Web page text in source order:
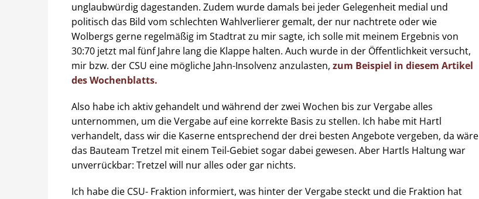
unglaubwürdig dagestanden. Zudem wurde damals bei jeder Gelegenheit medial und
politisch das Bild vom schlechten Wahlverlierer gemalt, der nur nachtrete oder wie
Wolbergs gerne regelmäßig im Stadtrat zu mir sagte, ich solle mit meinem Ergebnis von
30:70 jetzt mal fünf Jahre lang die Klappe halten. Auch wurde in der Öffentlichkeit versucht,
mir bzw. der CSU eine mögliche Jahn-Insolvenz anzulasten, zum Beispiel in diesem Artikel
des Wochenblatts.
Also habe ich aktiv gehandelt und während der zwei Wochen bis zur Vergabe alles
unternommen, um die Vergabe auf eine korrekte Basis zu stellen. Ich habe mit Hartl
verhandelt, dass wir die Kaserne entsprechend der drei besten Angebote vergeben, da wäre
das Bauteam Tretzel mit einem Teil-Gebiet sogar dabei gewesen. Aber Hartls Haltung war
unverrückbar: Tretzel will nur alles oder gar nichts.
Ich habe die CSU- Fraktion informiert, was hinter der Vergabe steckt und die Fraktion hat